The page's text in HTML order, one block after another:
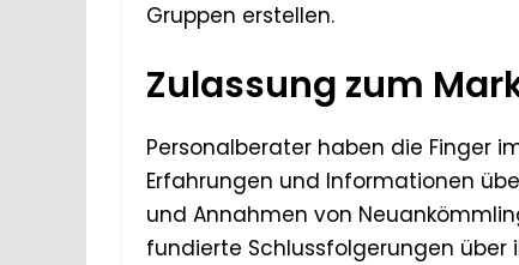
Gruppen erstellen.
Zulassung zum
Personalberater haben die Finger
Erfahrungen und Informationen
und Annahmen von
fundierte Schlussfolgerungen über